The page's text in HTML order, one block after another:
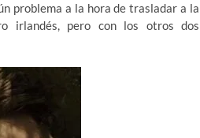
problema a la hora de trasladar a la
irlandés, pero con los otros dos